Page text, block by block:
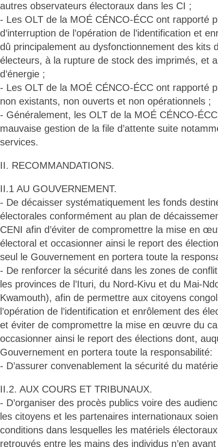
autres observateurs électoraux dans les CI ;
- Les OLT de la MOÉ CÉNCO-ÉCC ont rapporté
d’interruption de l’opération de l’identification et
dû principalement au dysfonctionnement des kits
électeurs, à la rupture de stock des imprimés, et
d’énergie ;
- Les OLT de la MOÉ CÉNCO-ÉCC ont rapporté
non existants, non ouverts et non opérationnels ;
- Généralement, les OLT de la MOÉ CÉNCO-
mauvaise gestion de la file d’attente suite
services.
II. RECOMMANDATIONS.
II.1 AU GOUVERNEMENT.
- De décaisser systématiquement les fonds
électorales conformément au plan de
CENI afin d’éviter de compromettre la mise en
électoral et occasionner ainsi le report des
seul le Gouvernement en portera toute la
- De renforcer la sécurité dans les zones de
les provinces de l’Ituri, du Nord-Kivu et du Mai-
Kwamouth), afin de permettre aux citoyens
l’opération de l’identification et enrôlement des
et éviter de compromettre la mise en œuvre du
occasionner ainsi le report des élections dont,
Gouvernement en portera toute la responsabilité:
- D’assurer convenablement la sécurité du
II.2. AUX COURS ET TRIBUNAUX.
- D’organiser des procès publics voire des
les citoyens et les partenaires internationaux
conditions dans lesquelles les matériels
retrouvés entre les mains des individus n’en